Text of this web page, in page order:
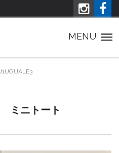
MENU
ミニトート